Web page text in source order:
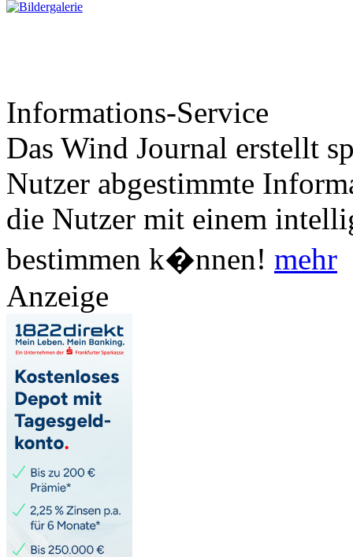
Informations-Service
Das Wind Journal erstellt
Nutzer abgestimmte
die Nutzer mit einem
bestimmen k�nnen! mehr
Anzeige